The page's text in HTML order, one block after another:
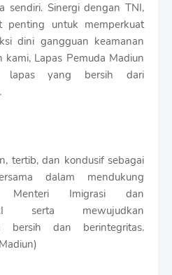
sendiri. Sinergi dengan TNI,
penting untuk memperkuat
dini gangguan keamanan
Lapas Pemuda Madiun
lapas yang bersih dari
tertib, dan kondusif sebagai
dalam mendukung
Menteri Imigrasi dan
serta mewujudkan
bersih dan berintegritas.